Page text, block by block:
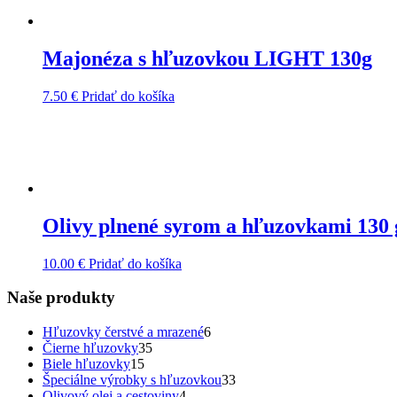
Majonéza s hľuzovkou LIGHT 130g
7.50 € Pridať do košíka
Olivy plnené syrom a hľuzovkami 130
10.00 € Pridať do košíka
Naše produkty
Hľuzovky čerstvé a mrazené66
Čierne hľuzovky3535
Biele hľuzovky1515
produktov
Špeciálne výrobky s hľuzovkou3333